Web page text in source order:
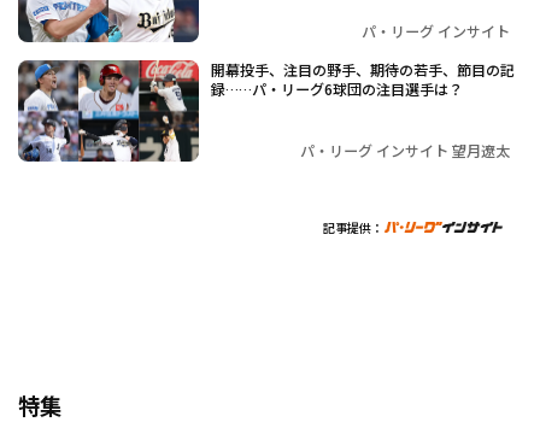
パ・リーグ インサイト
開幕投手、注目の野手、期待の若手、節目の記
録……パ・リーグ6球団の注目選手は？
パ・リーグ インサイト 望月遼太
記事提供：
特集